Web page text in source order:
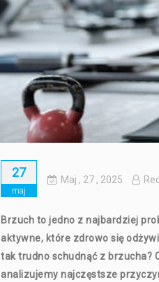
27
maj
Maj , 27 , 2025
Brzuch to jedno z najbardziej
aktywne, które zdrowo się
tak trudno schudnąć z brzucha?
analizujemy najczęstsze